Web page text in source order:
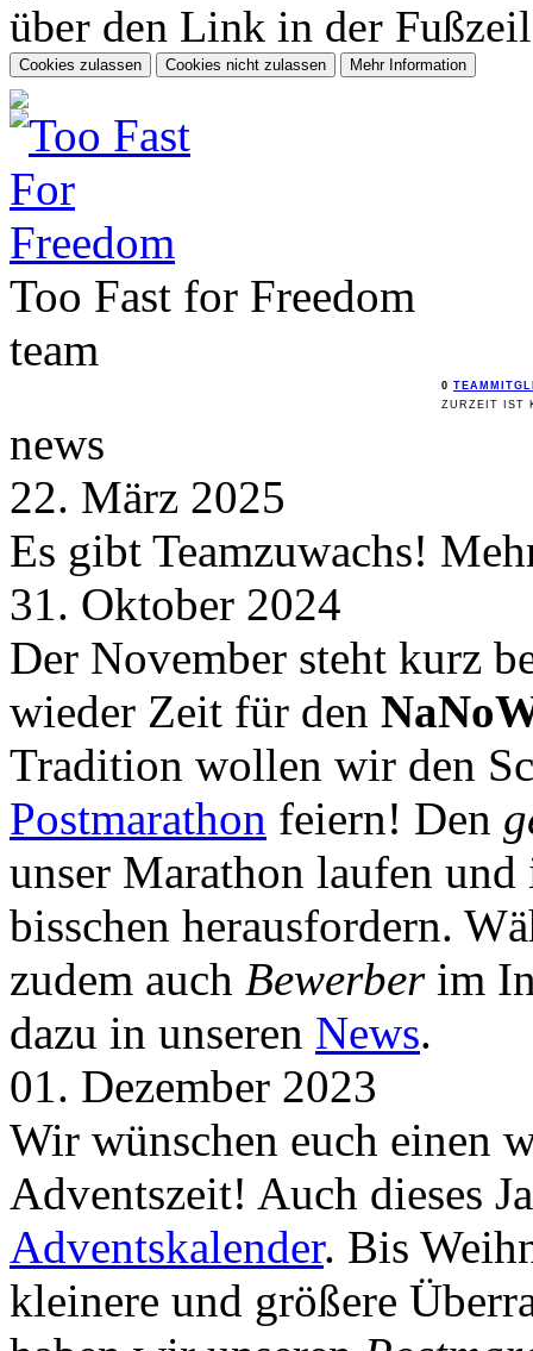
über den Link in der
Too Fast for Freedom
team
0
ZURZEIT IST
news
22. März 2025
Es gibt Teamzuwachs!
31. Oktober 2024
Der November steht kurz
wieder Zeit für den
Tradition wollen wir den
Postmarathon feiern! Den
unser Marathon laufen
bisschen herausfordern.
zudem auch Bewerberim
dazu in unseren News.
01. Dezember 2023
Wir wünschen euch einen
Adventszeit! Auch dieses
Adventskalender. Bis
kleinere und größere